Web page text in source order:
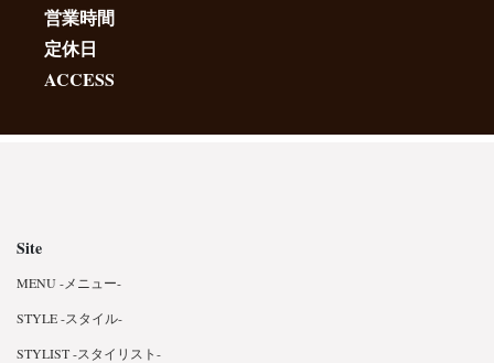
営業時間
定休日
ACCESS
Site
MENU -メニュー-
STYLE -スタイル-
STYLIST -スタイリスト-